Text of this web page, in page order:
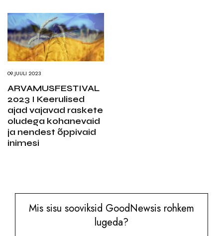
09.JUULI 2023
ARVAMUSFESTIVAL
2023 I Keerulised
ajad vajavad raskete
oludega kohanevaid
ja nendest õppivaid
inimesi
Mis sisu sooviksid GoodNewsis rohkem
lugeda?